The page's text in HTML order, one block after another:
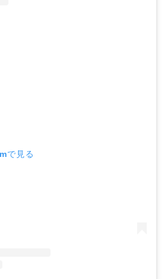
で見る